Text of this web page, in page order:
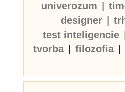
univerozum
designer
test inteligencie
tvorba
filozofia